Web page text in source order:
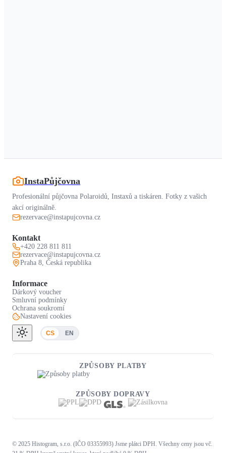
InstaPůjčovna
Profesionální půjčovna Polaroidů, Instaxů a tiskáren. Fotky z vašich
akcí originálně.
rezervace@instapujcovna.cz
Kontakt
+420 228 811 811
rezervace@instapujcovna.cz
Praha 8, Česká republika
Informace
Dárkový voucher
Smluvní podmínky
Ochrana soukromí
Nastavení cookies
CS EN
ZPŮSOBY PLATBY
ZPŮSOBY DOPRAVY
© 2025 Histogram, s.r.o. (IČO 03355993) Jsme plátci DPH. Všechny ceny jsou vč.